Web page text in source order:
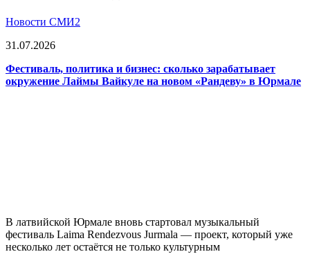
Новости СМИ2
31.07.2026
Фестиваль, политика и бизнес: сколько зарабатывает
окружение Лаймы Вайкуле на новом «Рандеву» в Юрмале
В латвийской Юрмале вновь стартовал музыкальный
фестиваль Laima Rendezvous Jurmala — проект, который уже
несколько лет остаётся не только культурным